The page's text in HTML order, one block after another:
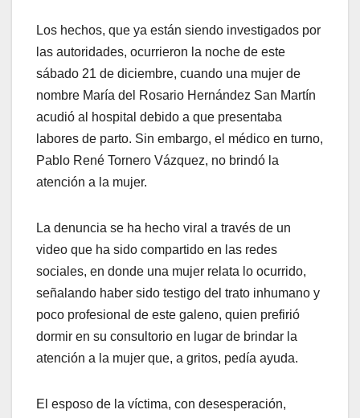
Los hechos, que ya están siendo investigados por
las autoridades, ocurrieron la noche de este
sábado 21 de diciembre, cuando una mujer de
nombre María del Rosario Hernández San Martín
acudió al hospital debido a que presentaba
labores de parto. Sin embargo, el médico en turno,
Pablo René Tornero Vázquez, no brindó la
atención a la mujer.
La denuncia se ha hecho viral a través de un
video que ha sido compartido en las redes
sociales, en donde una mujer relata lo ocurrido,
señalando haber sido testigo del trato inhumano y
poco profesional de este galeno, quien prefirió
dormir en su consultorio en lugar de brindar la
atención a la mujer que, a gritos, pedía ayuda.
El esposo de la víctima, con desesperación,